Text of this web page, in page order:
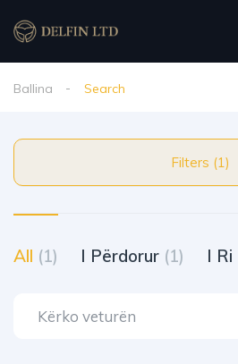
Ballina Search
Filters (1)
All (1) I Përdorur (1) I Ri